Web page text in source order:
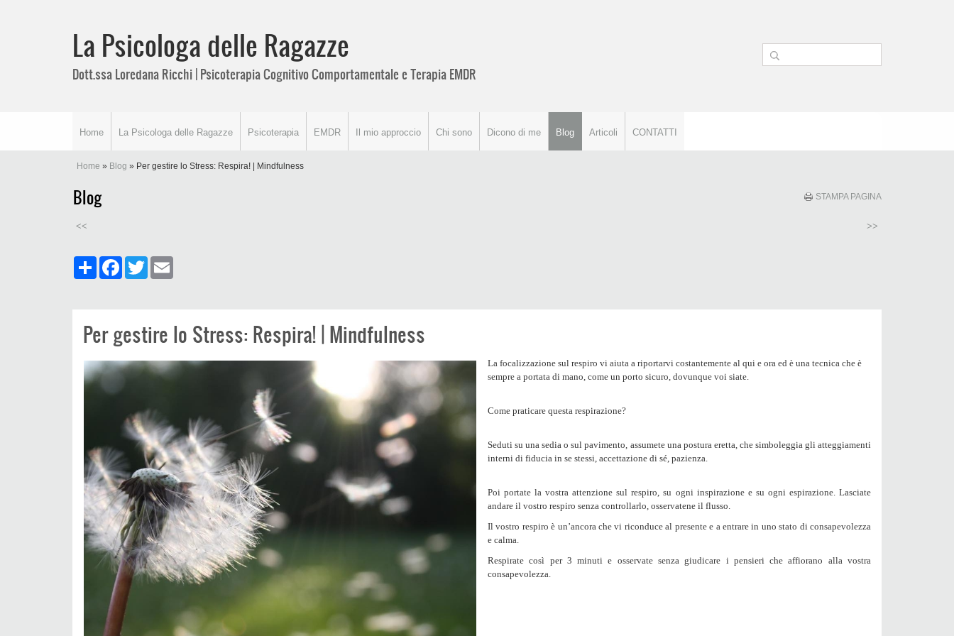
La Psicologa delle Ragazze
Dott.ssa Loredana Ricchi | Psicoterapia Cognitivo Comportamentale e Terapia EMDR
Home La Psicologa delle Ragazze Psicoterapia EMDR Il mio approccio Chi sono Dicono di me Blog Articoli CONTATTI
Home » Blog » Per gestire lo Stress: Respira! | Mindfulness
Blog STAMPA PAGINA
<< >>
Share FacebookTwitter
Per gestire lo Stress: Respira! | Mindfulness
La focalizzazione sul respiro vi aiuta a riportarvi costantemente al qui e ora ed è una tecnica che è
sempre a portata di mano, come un porto sicuro, dovunque voi siate.
Come praticare questa respirazione?
Seduti su una sedia o sul pavimento, assumete una postura eretta, che simboleggia gli atteggiamenti
interni di fiducia in se stessi, accettazione di sé, pazienza.
Poi portate la vostra attenzione sul respiro, su ogni inspirazione e su ogni espirazione. Lasciate
andare il vostro respiro senza controllarlo, osservatene il flusso.
Il vostro respiro è un’ancora che vi riconduce al presente e a entrare in uno stato di consapevolezza
e calma.
Respirate così per 3 minuti e osservate senza giudicare i pensieri che affiorano alla vostra
consapevolezza.